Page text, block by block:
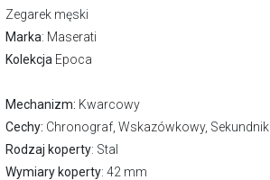
Zegarek męski
Marka: Maserati
Kolekcja Epoca
Mechanizm: Kwarcowy
Cechy: Chronograf, Wskazówkowy, Sekundnik
Rodzaj koperty: Stal
Wymiary koperty: 42 mm